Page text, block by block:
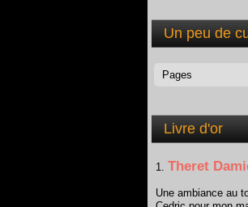
Un peu de
Livre d'or
1. Theret
Une ambiance au